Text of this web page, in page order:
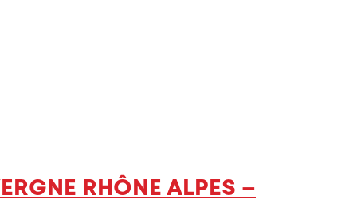
RHÔNE ALPES –